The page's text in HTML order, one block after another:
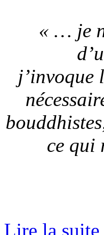
« … je
j’invoque
ce qui
Lire la suite